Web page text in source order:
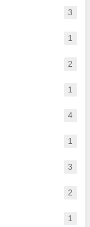
3
1
2
1
4
1
3
2
1